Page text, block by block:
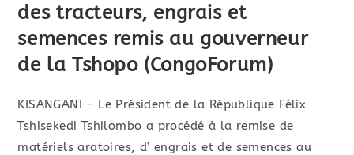
des tracteurs, engrais et
semences remis au gouverneur
de la Tshopo (CongoForum)
KISANGANI – Le Président de la République Félix
Tshisekedi Tshilombo a procédé à la remise de
matériels aratoires, d’ engrais et de semences au